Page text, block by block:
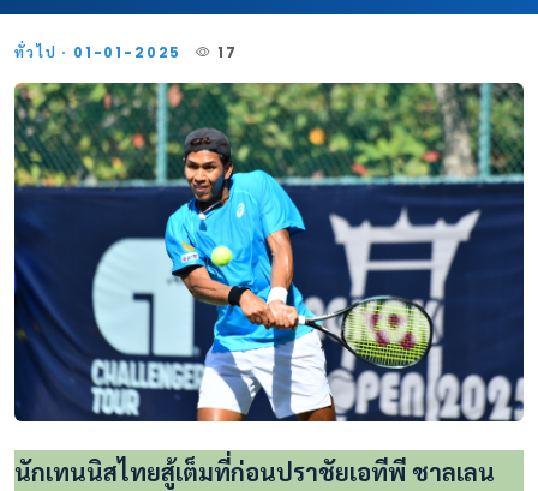
ทั่วไป · 01-01-2025 17
นักเทนนิสไทยสู้เต็มที่ก่อนปราชัยเอทีพี ชาลเลน